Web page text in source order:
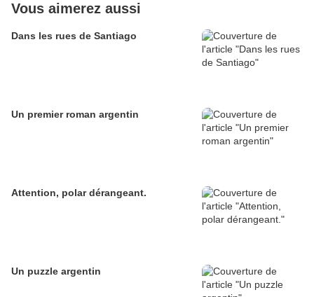
Vous aimerez aussi
Dans les rues de Santiago
Un premier roman argentin
Attention, polar dérangeant.
Un puzzle argentin